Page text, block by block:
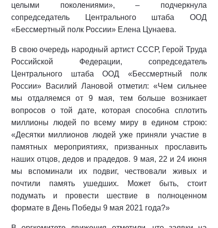
целыми поколениями», – подчеркнула
сопредседатель Центрального штаба ООД
«Бессмертный полк России» Елена Цунаева.
В свою очередь народный артист СССР, Герой Труда
Российской Федерации, сопредседатель
Центрального штаба ООД «Бессмертный полк
России» Василий Лановой отметил: «Чем сильнее
мы отдаляемся от 9 мая, тем больше возникает
вопросов о той дате, которая способна сплотить
миллионы людей по всему миру в едином строю:
«Десятки миллионов людей уже приняли участие в
памятных мероприятиях, призванных прославить
наших отцов, дедов и прадедов. 9 мая, 22 и 24 июня
мы вспоминали их подвиг, чествовали живых и
почтили память ушедших. Может быть, стоит
подумать и провести шествие в полноценном
формате в День Победы 9 мая 2021 года?»